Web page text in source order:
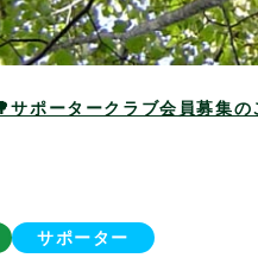
🌳サポータークラブ
サポーター